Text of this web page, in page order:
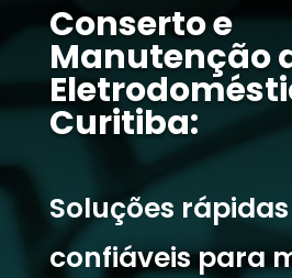
Conserto e
Manutenção
Curitiba:
Soluções
confiáveis para